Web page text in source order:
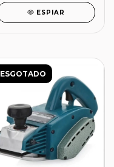
ESPIAR
ESGOTADO